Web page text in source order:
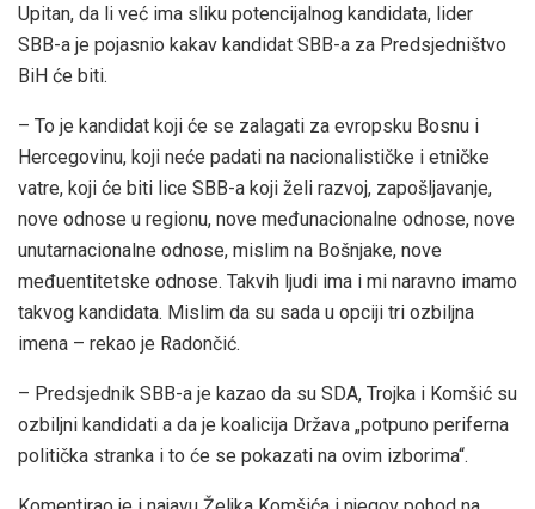
Upitan, da li već ima sliku potencijalnog kandidata, lider
SBB-a je pojasnio kakav kandidat SBB-a za Predsjedništvo
BiH će biti.
– To je kandidat koji će se zalagati za evropsku Bosnu i
Hercegovinu, koji neće padati na nacionalističke i etničke
vatre, koji će biti lice SBB-a koji želi razvoj, zapošljavanje,
nove odnose u regionu, nove međunacionalne odnose, nove
unutarnacionalne odnose, mislim na Bošnjake, nove
međuentitetske odnose. Takvih ljudi ima i mi naravno imamo
takvog kandidata. Mislim da su sada u opciji tri ozbiljna
imena – rekao je Radončić.
– Predsjednik SBB-a je kazao da su SDA, Trojka i Komšić su
ozbiljni kandidati a da je koalicija Država „potpuno periferna
politička stranka i to će se pokazati na ovim izborima“.